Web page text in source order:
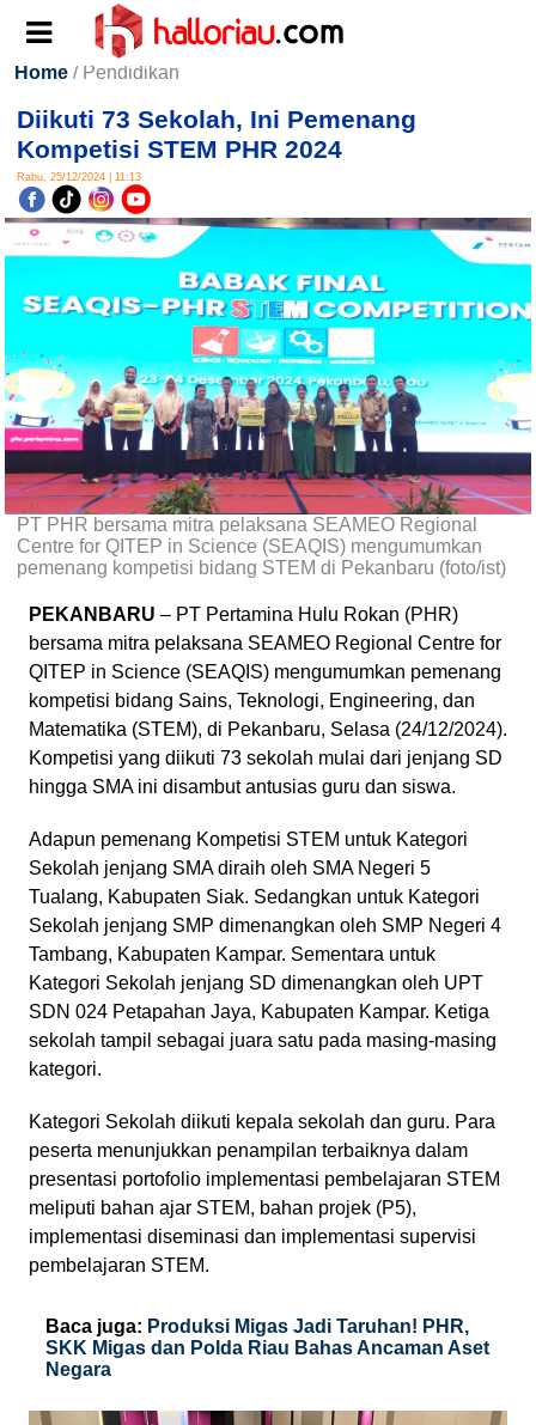
Home / Pendidikan
Diikuti 73 Sekolah, Ini Pemenang
Kompetisi STEM PHR 2024
Rabu, 25/12/2024 | 11:13
PT PHR bersama mitra pelaksana SEAMEO Regional
Centre for QITEP in Science (SEAQIS) mengumumkan
pemenang kompetisi bidang STEM di Pekanbaru (foto/ist)
PEKANBARU – PT Pertamina Hulu Rokan (PHR)
bersama mitra pelaksana SEAMEO Regional Centre for
QITEP in Science (SEAQIS) mengumumkan pemenang
kompetisi bidang Sains, Teknologi, Engineering, dan
Matematika (STEM), di Pekanbaru, Selasa (24/12/2024).
Kompetisi yang diikuti 73 sekolah mulai dari jenjang SD
hingga SMA ini disambut antusias guru dan siswa.
Adapun pemenang Kompetisi STEM untuk Kategori
Sekolah jenjang SMA diraih oleh SMA Negeri 5
Tualang, Kabupaten Siak. Sedangkan untuk Kategori
Sekolah jenjang SMP dimenangkan oleh SMP Negeri 4
Tambang, Kabupaten Kampar. Sementara untuk
Kategori Sekolah jenjang SD dimenangkan oleh UPT
SDN 024 Petapahan Jaya, Kabupaten Kampar. Ketiga
sekolah tampil sebagai juara satu pada masing-masing
kategori.
Kategori Sekolah diikuti kepala sekolah dan guru. Para
peserta menunjukkan penampilan terbaiknya dalam
presentasi portofolio implementasi pembelajaran STEM
meliputi bahan ajar STEM, bahan projek (P5),
implementasi diseminasi dan implementasi supervisi
pembelajaran STEM.
Baca juga: Produksi Migas Jadi Taruhan! PHR,
SKK Migas dan Polda Riau Bahas Ancaman Aset
Negara